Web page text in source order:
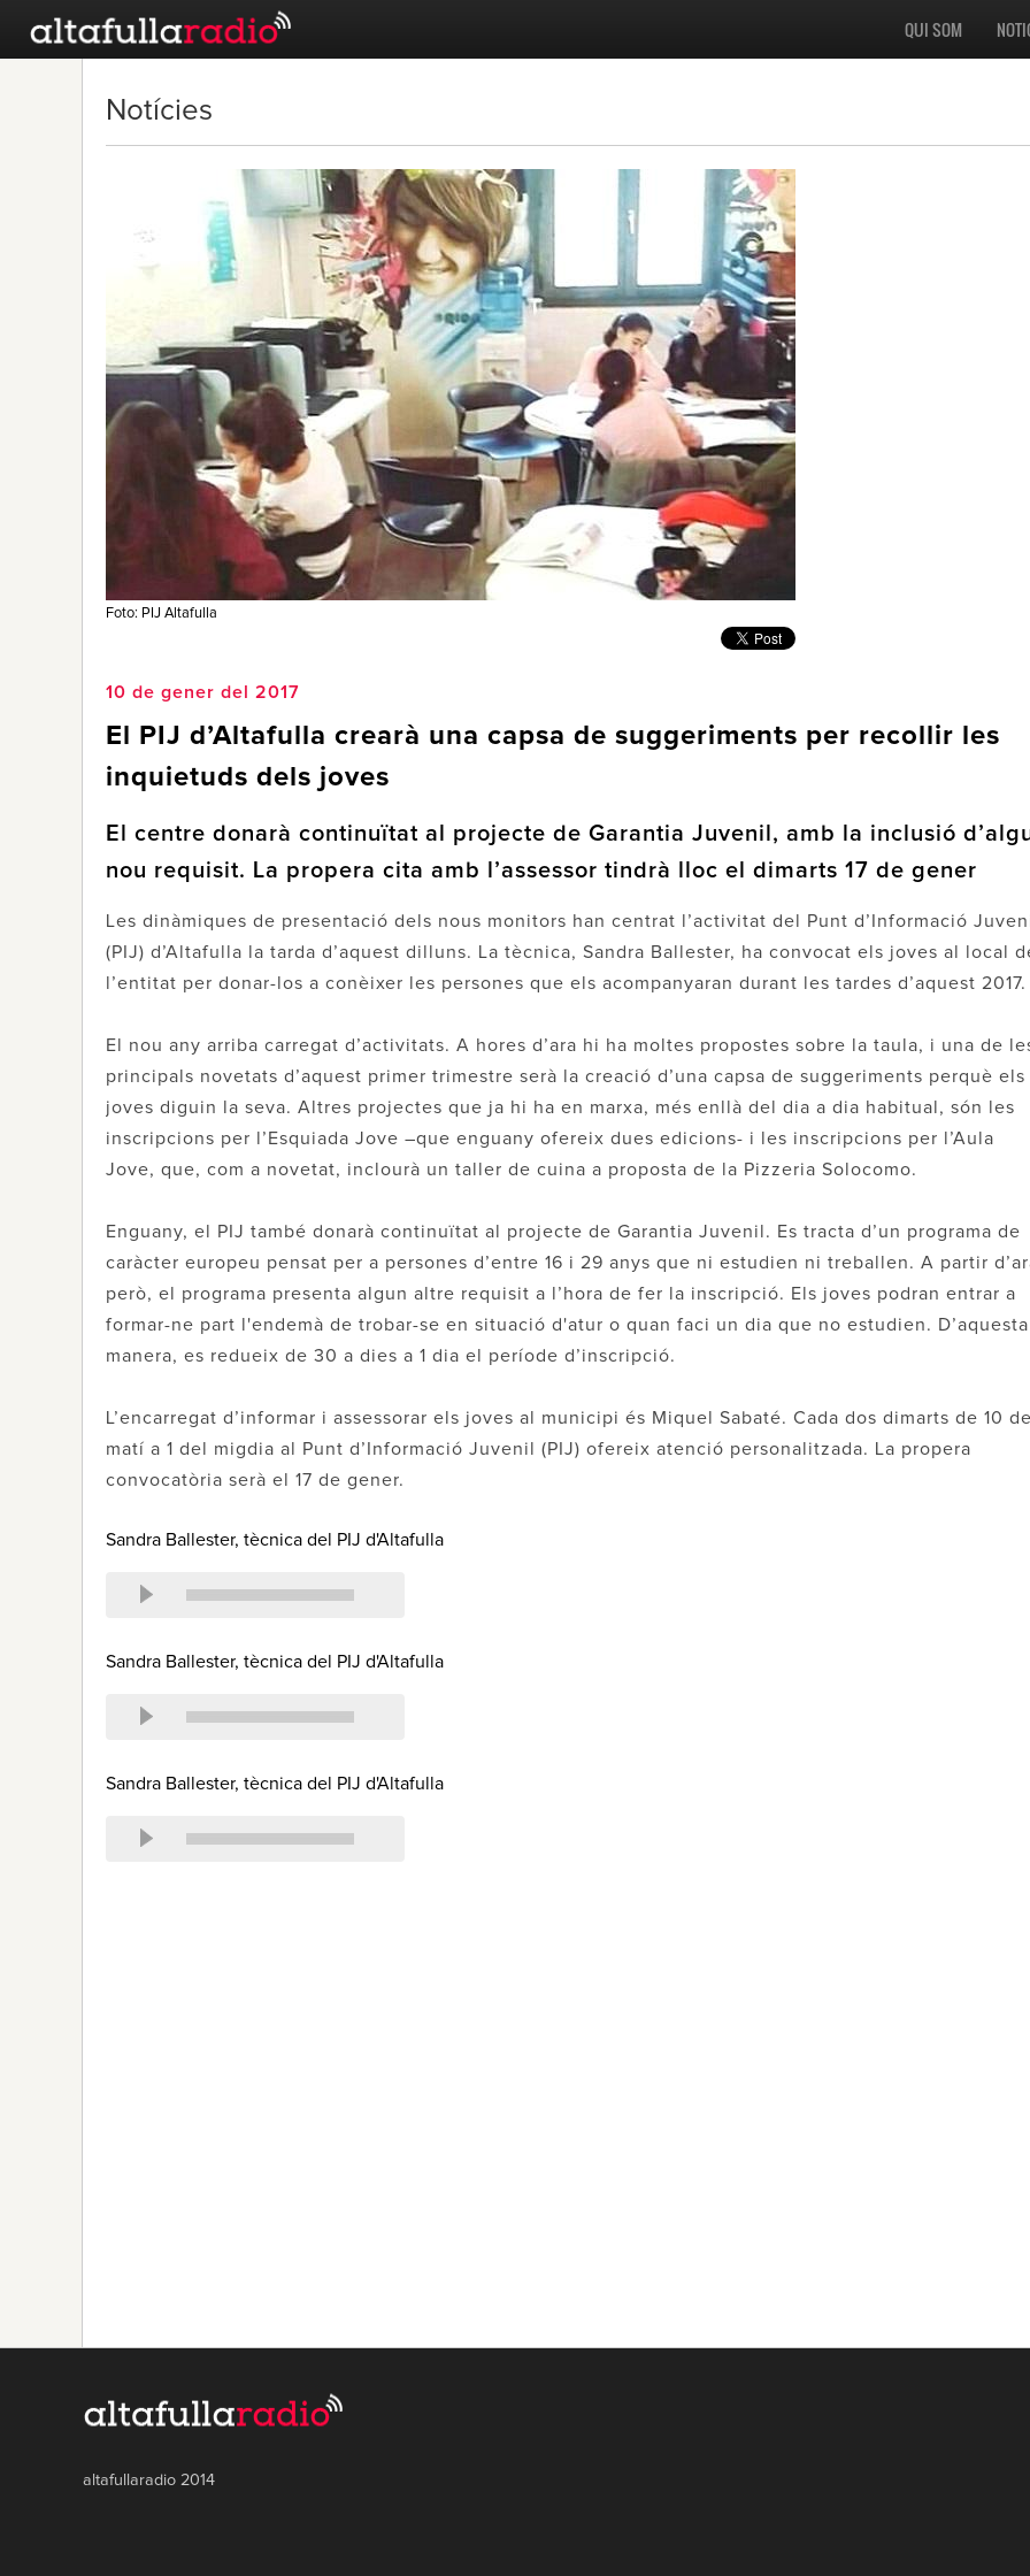
QUI SOM
Notícies
Foto: PIJ Altafulla
10 de gener del 2017
El PIJ d’Altafulla crearà una capsa de suggeriments per recollir les
inquietuds dels joves
El centre donarà continuïtat al projecte de Garantia Juvenil, amb la inclusió
nou requisit. La propera cita amb l’assessor tindrà lloc el dimarts 17 de gener
Les dinàmiques de presentació dels nous monitors han centrat l’activitat del Punt d’Informació
(PIJ) d’Altafulla la tarda d’aquest dilluns. La tècnica, Sandra Ballester, ha convocat els joves al local
l’entitat per donar-los a conèixer les persones que els acompanyaran durant les tardes d’aquest 2017.
El nou any arriba carregat d’activitats. A hores d’ara hi ha moltes propostes sobre la taula, i una de
principals novetats d’aquest primer trimestre serà la creació d’una capsa de suggeriments perquè els
joves diguin la seva. Altres projectes que ja hi ha en marxa, més enllà del dia a dia habitual, són les
inscripcions per l’Esquiada Jove –que enguany ofereix dues edicions- i les inscripcions per l’Aula
Jove, que, com a novetat, inclourà un taller de cuina a proposta de la Pizzeria Solocomo.
Enguany, el PIJ també donarà continuïtat al projecte de Garantia Juvenil. Es tracta d’un programa de
caràcter europeu pensat per a persones d’entre 16 i 29 anys que ni estudien ni treballen. A partir
però, el programa presenta algun altre requisit a l’hora de fer la inscripció. Els joves podran entrar a
formar-ne part l'endemà de trobar-se en situació d'atur o quan faci un dia que no estudien. D’aquesta
manera, es redueix de 30 a dies a 1 dia el període d’inscripció.
L’encarregat d’informar i assessorar els joves al municipi és Miquel Sabaté. Cada dos dimarts de 10 del
matí a 1 del migdia al Punt d’Informació Juvenil (PIJ) ofereix atenció personalitzada. La propera
convocatòria serà el 17 de gener.
Sandra Ballester, tècnica del PIJ d'Altafulla
Sandra Ballester, tècnica del PIJ d'Altafulla
Sandra Ballester, tècnica del PIJ d'Altafulla
altafullaradio 2014